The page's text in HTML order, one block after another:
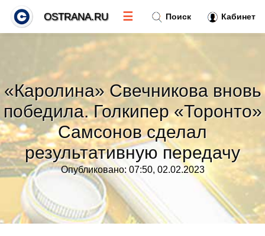
«Каролина» Свечникова вновь
победила. Голкипер «Торонто»
Самсонов сделал
результативную передачу
Опубликовано: 07:50, 02.02.2023
Поиск Кабинет
OSTRANA.RU ☰
Тренды новостей»
Рубрики»
Правила»
Контакт»